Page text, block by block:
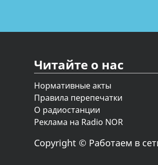
Читайте о нас
Нормативные акты
Правила перепечатки
О радиостанции
Реклама на Radio NOR
Copyright © Работаем в